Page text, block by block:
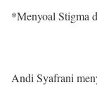
*Menyoal Stigma
Andi Syafrani